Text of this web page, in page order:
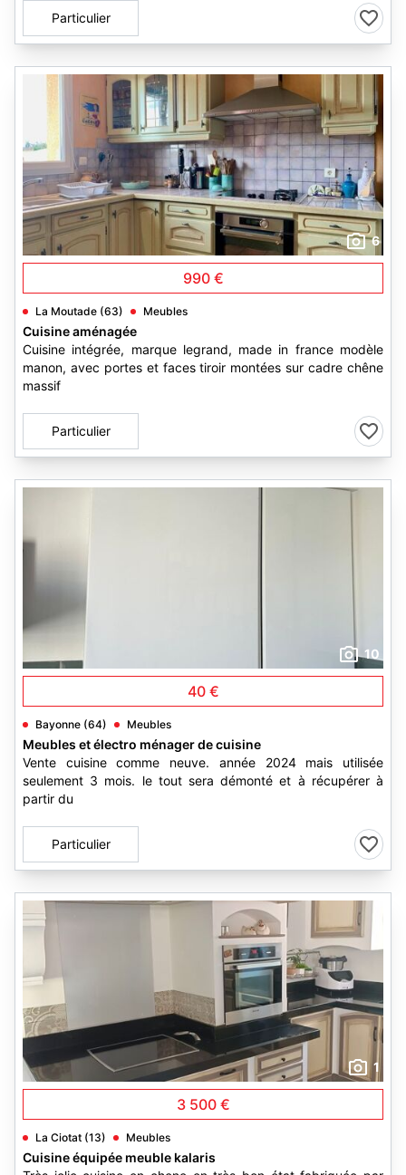
Particulier
6
990 €
La Moutade (63) Meubles
Cuisine aménagée
Cuisine intégrée, marque legrand, made in france modèle
manon, avec portes et faces tiroir montées sur cadre chêne
massif
Particulier
10
40 €
Bayonne (64) Meubles
Meubles et électro ménager de cuisine
Vente cuisine comme neuve. année 2024 mais utilisée
seulement 3 mois. le tout sera démonté et à récupérer à
partir du
Particulier
1
3 500 €
La Ciotat (13) Meubles
Cuisine équipée meuble kalaris